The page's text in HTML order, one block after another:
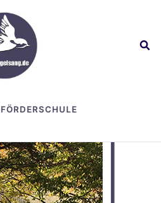
FÖRDERSCHULE